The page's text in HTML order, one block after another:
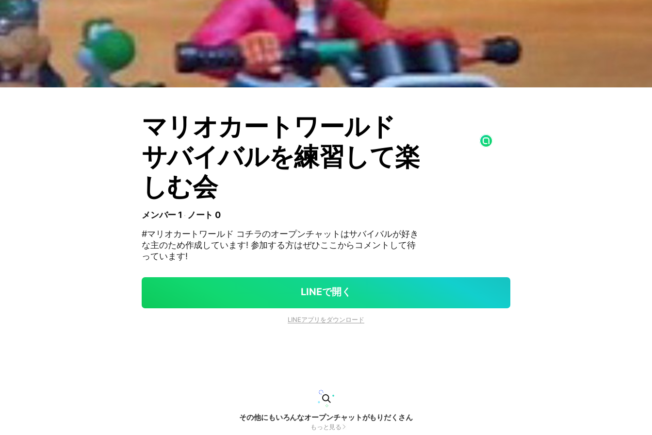
マリオカートワールド
サバイバルを練習して楽
しむ会
メンバー 1
ノート 0
#マリオカートワールド コチラのオープンチャットはサバイバルが好き
な主のため作成しています! 参加する方はぜひここからコメントして待
っています!
LINEで開く
LINEアプリをダウンロード
その他にもいろんなオープンチャットがもりだくさん
もっと見る